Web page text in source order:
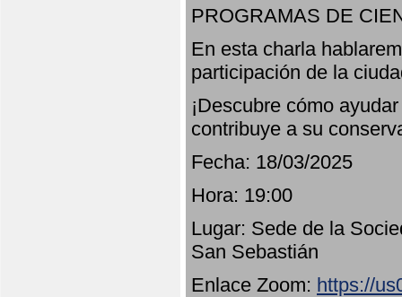
PROGRAMAS DE
En esta charla
participación de la
¡Descubre cómo
contribuye a su
Fecha: 18/03/2025
Hora: 19:00
Lugar: Sede de la
San Sebastián
Enlace Zoom: https://